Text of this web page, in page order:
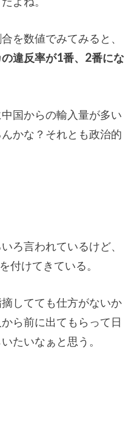
を数値でみてみると、
違反率が1番、2番にな
国からの輸入量が多い
かな？それとも政治的
ろ言われているけど、
付けてきている。
してても仕方がないか
ら前に出てもらって日
たいなぁと思う。